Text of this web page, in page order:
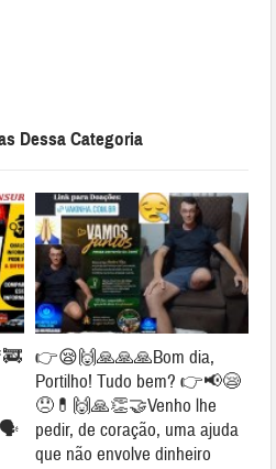
Dessa Categoria
👉😪🙌🙏🙏🙏Bom dia,
Portilho! Tudo bem? 👉📢😪
😞💊🙌🙏👏🤝Venho lhe
pedir, de coração, uma ajuda
que não envolve dinheiro